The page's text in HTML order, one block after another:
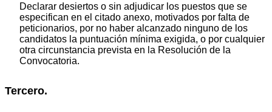
Declarar desiertos o sin adjudicar los puestos que se
especifican en el citado anexo, motivados por falta de
peticionarios, por no haber alcanzado ninguno de los
candidatos la puntuación mínima exigida, o por cualquier
otra circunstancia prevista en la Resolución de la
Convocatoria.
Tercero.